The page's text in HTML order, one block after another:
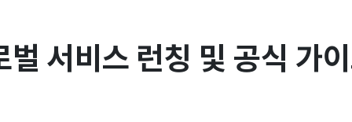
서비스 런칭 및 공식 가